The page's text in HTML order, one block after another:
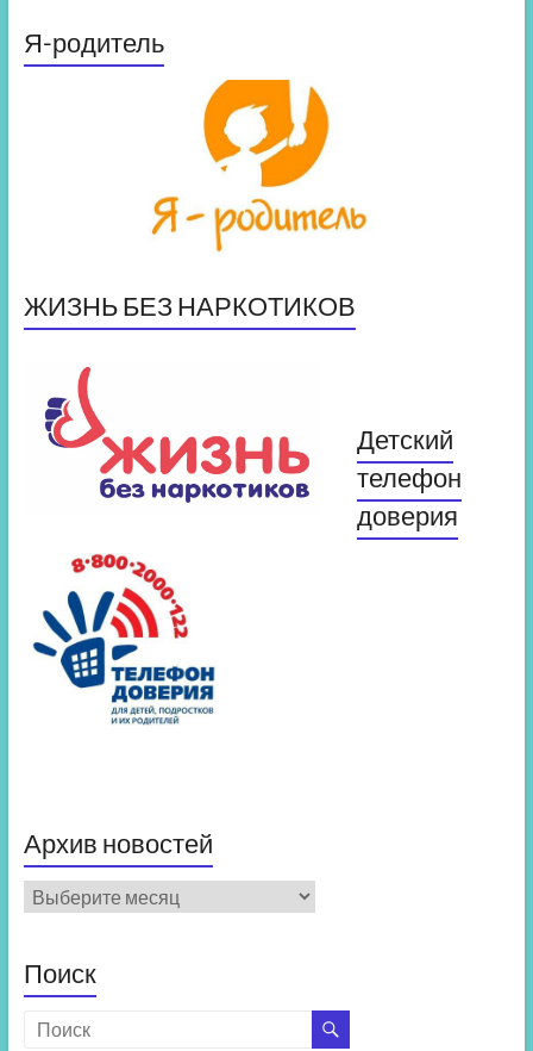
Я-родитель
ЖИЗНЬ БЕЗ НАРКОТИКОВ
Детский
телефон
доверия
Архив новостей
Архив
новостей
Поиск